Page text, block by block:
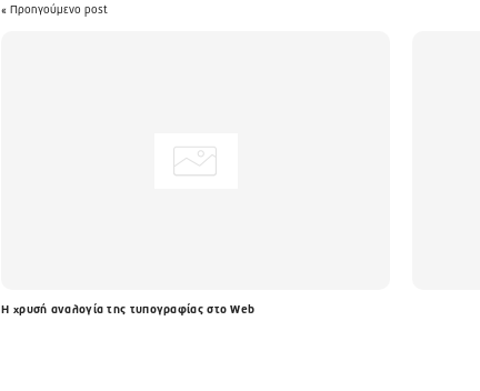
« Προηγούμενο post
Η χρυσή αναλογία της τυπογραφίας στο Web